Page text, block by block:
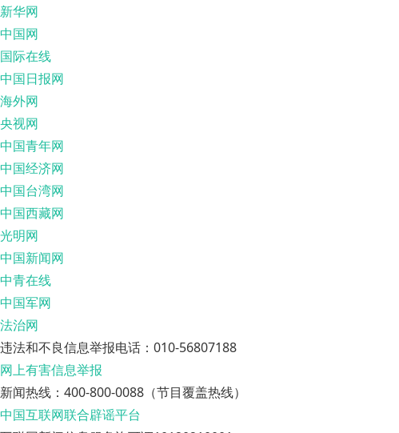
新华网
中国网
国际在线
中国日报网
海外网
央视网
中国青年网
中国经济网
中国台湾网
中国西藏网
光明网
中国新闻网
中青在线
中国军网
法治网
违法和不良信息举报电话：010-56807188
网上有害信息举报
新闻热线：400-800-0088（节目覆盖热线）
中国互联网联合辟谣平台